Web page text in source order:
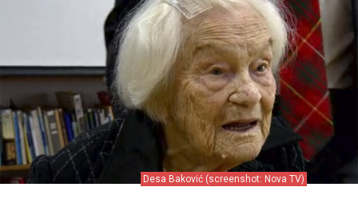
Desa Baković (screenshot: Nova TV)